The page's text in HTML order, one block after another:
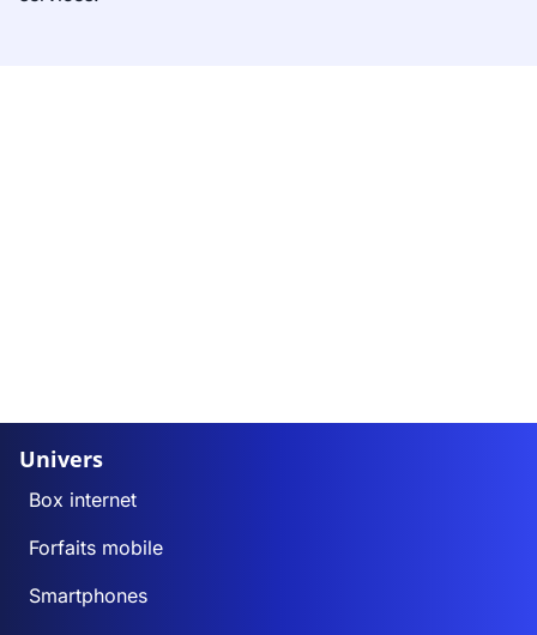
Univers
Box internet
Forfaits mobile
Smartphones